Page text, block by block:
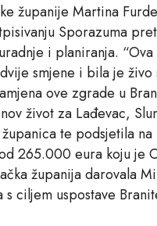
županije Martina
Sporazuma
i planiranja. “Ova
smjene i bila je živo
ove zgrade u
život za Lađevac,
te podsjetila na
265.000 eura koju je
županija darovala
ciljem uspostave